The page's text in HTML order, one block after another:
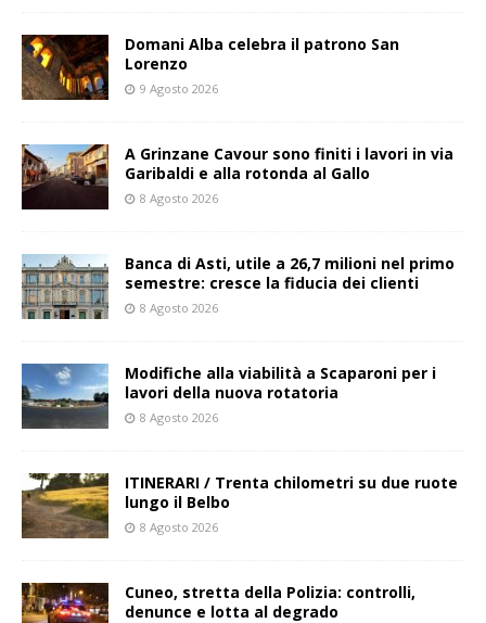
Domani Alba celebra il patrono San
Lorenzo
9 Agosto 2026
A Grinzane Cavour sono finiti i lavori in via
Garibaldi e alla rotonda al Gallo
8 Agosto 2026
Banca di Asti, utile a 26,7 milioni nel primo
semestre: cresce la fiducia dei clienti
8 Agosto 2026
Modifiche alla viabilità a Scaparoni per i
lavori della nuova rotatoria
8 Agosto 2026
ITINERARI / Trenta chilometri su due ruote
lungo il Belbo
8 Agosto 2026
Cuneo, stretta della Polizia: controlli,
denunce e lotta al degrado